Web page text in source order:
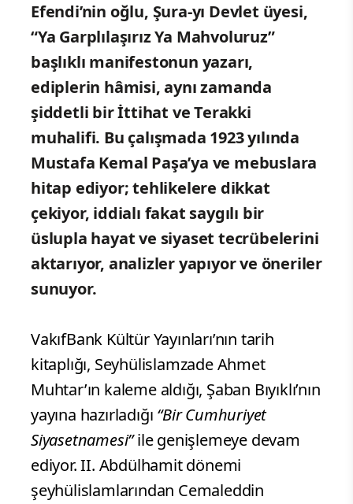
Efendi’nin oğlu, Şura-yı Devlet üyesi,
“Ya Garplılaşırız Ya Mahvoluruz”
başlıklı manifestonun yazarı,
ediplerin hâmisi, aynı zamanda
şiddetli bir İttihat ve Terakki
muhalifi. Bu çalışmada 1923 yılında
Mustafa Kemal Paşa’ya ve mebuslara
hitap ediyor; tehlikelere dikkat
çekiyor, iddialı fakat saygılı bir
üslupla hayat ve siyaset tecrübelerini
aktarıyor, analizler yapıyor ve öneriler
sunuyor.
VakıfBank Kültür Yayınları’nın tarih
kitaplığı, Seyhülislamzade Ahmet
Muhtar’ın kaleme aldığı, Şaban Bıyıklı’nın
yayına hazırladığı “Bir Cumhuriyet
Siyasetnamesi”ile genişlemeye devam
ediyor. II. Abdülhamit dönemi
şeyhülislamlarından Cemaleddin